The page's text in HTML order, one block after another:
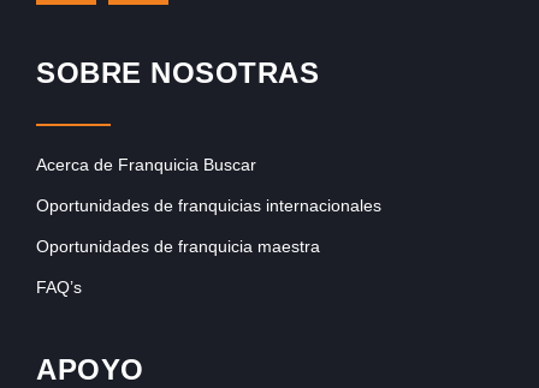
SOBRE NOSOTRAS
Acerca de Franquicia Buscar
Oportunidades de franquicias internacionales
Oportunidades de franquicia maestra
FAQ’s
APOYO